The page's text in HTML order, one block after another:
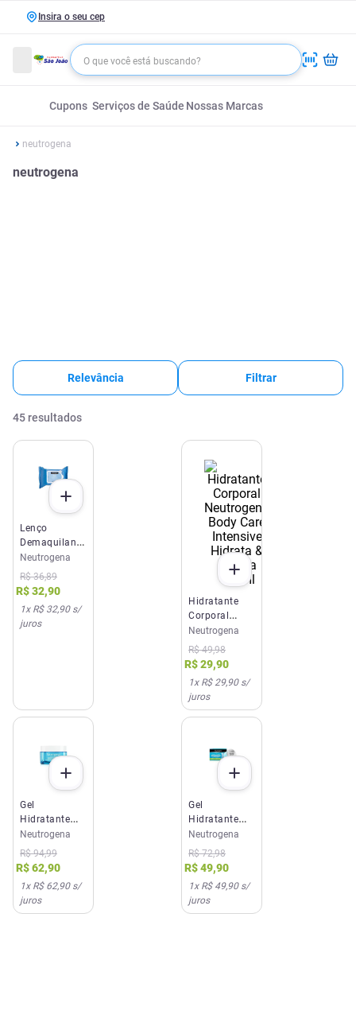
Insira o seu cep
Cupons Serviços de Saúde Nossas Marcas
neutrogena
neutrogena
Relevância Filtrar
45 resultados
Lenço
Demaquilante
Neutrogena
Deep Clean
25 Unidades
Neutrogena
R$ 36,89
R$32,90
1x R$ 32,90s/
juros
Hidratante
Corporal
Neutrogena
Body Care
Intensive
Hidrata &
Repara 400ml
Neutrogena
R$ 49,98
R$29,90
1x R$ 29,90s/
juros
Gel
Hidratante
Facial
Neutrogena
Hydro Boost
Water 50g
Neutrogena
R$ 94,99
R$62,90
1x R$ 62,90s/
juros
Gel
Hidratante
Facial
Neutrogena
Hydro Boost
Water Refil
50g
Neutrogena
R$ 72,98
R$49,90
1x R$ 49,90s/
juros